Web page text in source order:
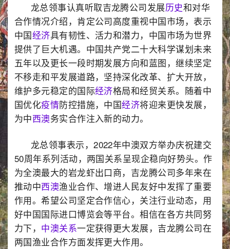
龙总领事认真听取吉龙腾公司发展历史和对华
合作情况介绍，肯定公司高度重视中国市场，表示
中国经济具有韧性、活力和潜力，中国市场为世界
提供了巨大机遇。中国共产党二十大科学谋划未来
五年以及更长一段时期发展方向和蓝图，继续坚定
不移走和平发展道路，坚持深化改革、扩大开放，
维护多元稳定的国际经济格局和经贸关系。随着中
国优化疫情防控措施，中国经济将迎来更快发展，
为中西澳务实合作注入新的动力。
龙总领事表示，2022年中澳双方举办庆祝建交
50周年系列活动，两国关系呈现企稳向好势头。作
为全澳最大的岩龙虾出口商，吉龙腾公司多年来在
推动中西澳渔业合作、增进人民友好中发挥了重要
作用。希望公司坚定合作信心，关注行业动态，用
好中国国际进口博览会等平台。相信在各方共同努
力下， 中澳关系一定获得更大发展，吉龙腾公司在
两国渔业合作方面发挥更大作用。